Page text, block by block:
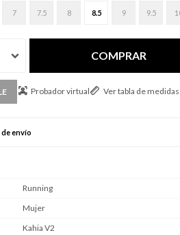
7 7.5 8 8.5 9 9.5
COMPRAR
Probador virtual Ver tabla de medidas
envío
Running
Mujer
Kahia V2